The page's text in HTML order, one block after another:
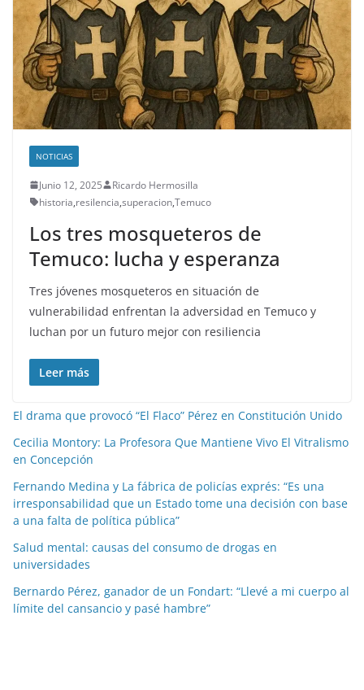
NOTICIAS
Junio 12, 2025
Ricardo Hermosilla
historia,resilencia,superacion,Temuco
Los tres mosqueteros de
Temuco: lucha y esperanza
Tres jóvenes mosqueteros en situación de
vulnerabilidad enfrentan la adversidad en Temuco y
luchan por un futuro mejor con resiliencia
Leer más
El drama que provocó “El Flaco” Pérez en Constitución Unido
Cecilia Montory: La Profesora Que Mantiene Vivo El Vitralismo
en Concepción
Fernando Medina y La fábrica de policías exprés: “Es una
irresponsabilidad que un Estado tome una decisión con base
a una falta de política pública”
Salud mental: causas del consumo de drogas en
universidades
Bernardo Pérez, ganador de un Fondart: “Llevé a mi cuerpo al
límite del cansancio y pasé hambre”